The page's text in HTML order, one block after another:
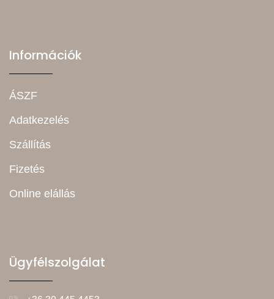
Információk
ÁSZF
Adatkezelés
Szállítás
Fizetés
Online elállás
Ügyfélszolgálat